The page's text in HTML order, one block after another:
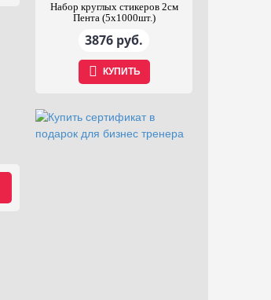
Набор круглых стикеров 2см
Пента (5х1000шт.)
3876 руб.
КУПИТЬ